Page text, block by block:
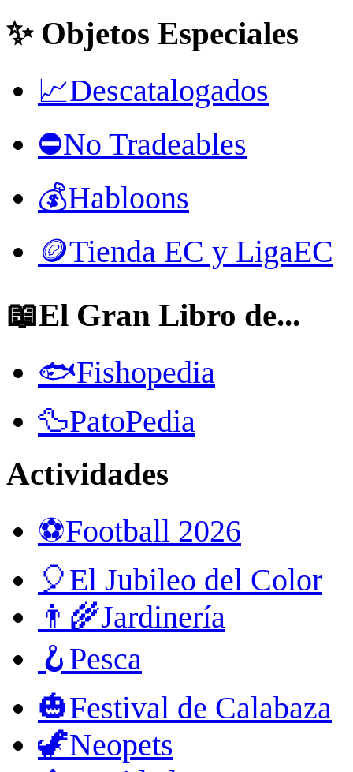
✨ Objetos Especiales
📈Descatalogados
⛔No Tradeables
💰Habloons
🪙Tienda EC y LigaEC
📖El Gran Libro de...
🐟Fishopedia
🦆PatoPedia
Actividades
⚽Football 2026
🎈El Jubileo del Color
👨‍🌾Jardinería
🪝Pesca
🎃Festival de Calabaza
🦖Neopets